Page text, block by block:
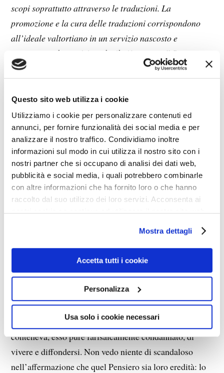
Questo sito web utilizza i cookie
Utilizziamo i cookie per personalizzare contenuti ed
annunci, per fornire funzionalità dei social media e per
analizzare il nostro traffico. Condividiamo inoltre
informazioni sul modo in cui utilizza il nostro sito con i
nostri partner che si occupano di analisi dei dati web,
pubblicità e social media, i quali potrebbero combinarle
con altre informazioni che ha fornito loro o che hanno
raccolto dal suo utilizzo dei loro servizi. Acconsenta ai
nostri cookie se continua ad utilizzare il nostro sito web.
Mostra dettagli
Accetta tutti i cookie
Personalizza
Usa solo i cookie necessari
scopi soprattutto attraverso le traduzioni. La
promozione e la cura delle traduzioni corrispondono
all’ideale valtortiano in un servizio nascosto e
penetrante, che però è anche il più oneroso. ” Se ci sono
lacrime da versare, sono quelle che dovrebbe versare
l’altrui pensiero.
Del resto, un editore il quale salva (perché di vero
salvataggio si è trattato) e raccoglie amorosamente
un’Opera che il clero aveva disprezzato e insultato senza
neppure preoccuparsi di conoscerla, perseguitando
indegnamente la veggente fino a negarle il Corpo di
Cristo, un editore che la pubblica con molto lavoro e
fatica, e ne permette la diffusione, non ne può che essere
erede spiritualmente, oltre che legalmente. Era
un’orfana abbandonata e calpestata dai nuovi farisei
(così li chiama il Divino Maestro), che i Pisani hanno
generosamente e coraggiosamente risollevato dalla
polvere e dalla più che probabile distruzione in preda
alla muffa e ai topi. Essi hanno permesso all’Opera, già
condannata, e quindi al Pensiero Divino che questa
conteneva, esso pure farisaicamente condannato, di
vivere e diffondersi. Non vedo niente di scandaloso
nell’affermazione che quel Pensiero sia loro eredità: lo